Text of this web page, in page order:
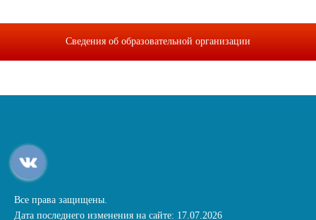
Сведения об образовательной организации
Все права защищены.
Дата последнего изменения на сайте: 17.07.2026